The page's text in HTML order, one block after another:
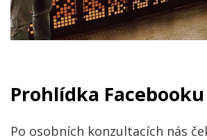
Prohlídka Facebooku
Po osobních konzultacích nás